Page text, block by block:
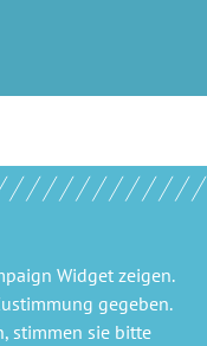
Widgetzeigen.
gegeben.
stimmen sie bitte